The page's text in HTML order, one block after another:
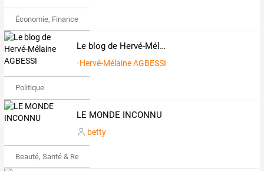
Économie, Finance & Droit
Le blog de Hervé-Mélaine AGBESSI
Hervé-Mélaine AGBESSI
Politique
LE MONDE INCONNU
betty
Beauté, Santé & Remise en forme